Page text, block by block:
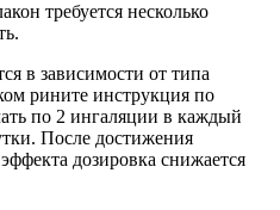
требуется несколько
в зависимости от типа
рините инструкция по
по 2 ингаляции в каждый
После достижения
дозировка снижается